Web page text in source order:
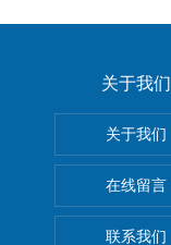
关于我们
关于我们
在线留言
联系我们